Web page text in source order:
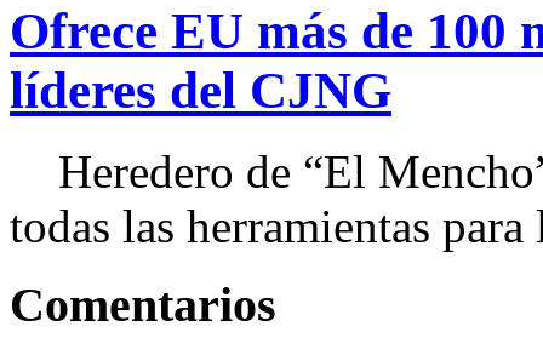
Ofrece EU más de 100
líderes del CJNG
Heredero de “El
todas las herramientas
Comentarios